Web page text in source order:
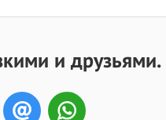
и друзьями.